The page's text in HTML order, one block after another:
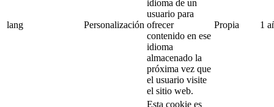
lang Personalización
idioma de un
usuario para
ofrecer
contenido en ese
idioma
almacenado la
próxima vez que
el usuario visite
el sitio web.
Propia 1
Esta cookie es